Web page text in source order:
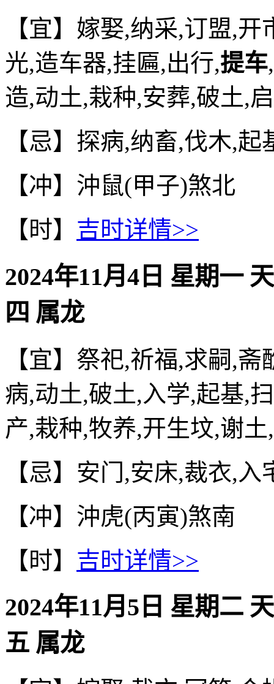
【宜】嫁娶,纳采,订盟,
光,造车器,挂匾,出行,提车
造,动土,栽种,安葬,破土,
【忌】探病,纳畜,伐木,起
【冲】沖鼠(甲子)煞北
【时】 吉时详情>>
2024年11月4日 星期一
四 属龙
【宜】祭祀,祈福,求嗣,斋
病,动土,破土,入学,起基,
产,栽种,牧养,开生坟,谢
【忌】安门,安床,裁衣,入
【冲】沖虎(丙寅)煞南
【时】 吉时详情>>
2024年11月5日 星期二
五 属龙